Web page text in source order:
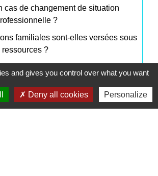
cas de changement de situation
?
familiales sont-elles versées sous
?
and gives you control over what you want
Deny all cookies Personalize